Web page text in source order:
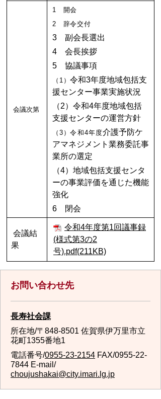
会議次第
1 開会
2 辞令交付
3 副会長選出
4 会長挨拶
5 協議事項
（1）令和3年度地域包括支
援センター事業実施状況
（2）令和4年度地域包括
支援センターの運営方針
（3）令和4年度介護予防ケ
アマネジメント業務委託事
業所の選定
（4）地域包括支援センタ
ーの事業評価を通じた機能
強化
6 閉会
会議結
果
令和4年度第1回議事録
(様式第3の2
号).pdf(211KB)
お問い合わせ先
長寿社会課
所在地/〒848-8501 佐賀県伊万里市立
花町1355番地1
電話番号/0955-23-2154 FAX/0955-22-
7844 E-mail/
choujushakai@city.imari.lg.jp